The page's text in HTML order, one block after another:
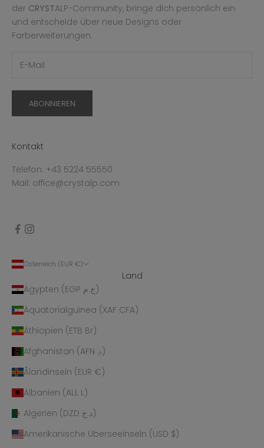
der CRYSTALP-Community, bringe dich persönlich ein
und entscheide über neue Designs oder
Farberweiterungen.
ABONNIEREN
Kontakt
Telefon: +43 5224 55550
Mail: office@crystalp.com
Österreich (EUR €)
Land
Ägypten (EGP ج.م)
Äquatorialguinea (XAF CFA)
Äthiopien (ETB Br)
Afghanistan (AFN ؋)
Ålandinseln (EUR €)
Albanien (ALL L)
Algerien (DZD د.ج)
Amerikanische Überseeinseln (USD $)